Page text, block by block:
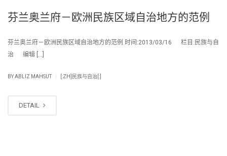
芬兰奥兰府－欧洲民族区域自治地方的范例
芬兰奥兰府－欧洲民族区域自治地方的范例 时间:2013/03/16 栏目:民族与自
治 编辑 […]
BYABLIZ MAHSUT [:ZH]民族与自治[:]
DETAIL